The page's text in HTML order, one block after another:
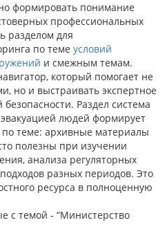
формировать понимание
профессиональных
разделом для
по теме условий
и смежным темам.
который помогает не
но и выстраивать экспертное
Раздел система
людей формирует
теме: архивные материалы
полезны при изучении
анализа регуляторных
разных периодов. Это
ресурса в полноценную
с темой - “Министерство